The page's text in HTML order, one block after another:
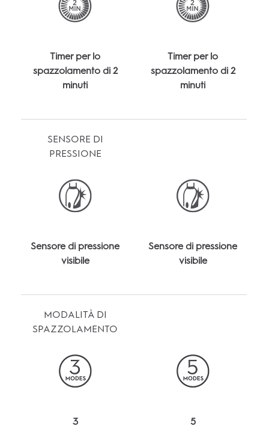
Timer per lo
spazzolamento di 2
minuti
Timer per lo
spazzolamento di 2
minuti
SENSORE DI
PRESSIONE
Sensore di pressione
visibile
Sensore di pressione
visibile
MODALITÀ DI
SPAZZOLAMENTO
3 5